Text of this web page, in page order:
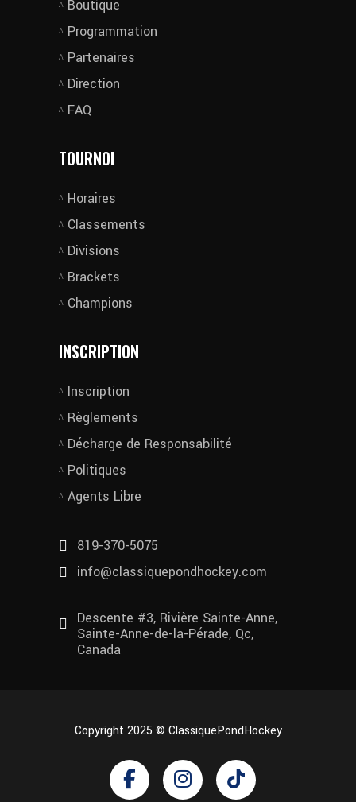
Boutique
Programmation
Partenaires
Direction
FAQ
TOURNOI
Horaires
Classements
Divisions
Brackets
Champions
INSCRIPTION
Inscription
Règlements
Décharge de Responsabilité
Politiques
Agents Libre
819-370-5075
info@classiquepondhockey.com
Descente #3, Rivière Sainte-Anne,
Sainte-Anne-de-la-Pérade, Qc,
Canada
Copyright 2025 © ClassiquePondHockey